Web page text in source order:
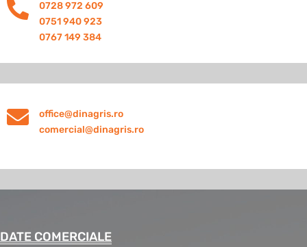

0728 972 609
0751 940 923
0767 149 384

office@dinagris.ro
comercial@dinagris.ro
DATE COMERCIALE